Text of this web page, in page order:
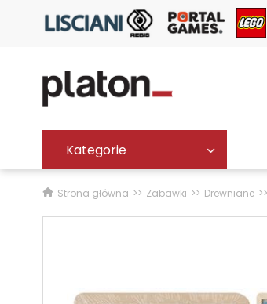
Kategorie
Strona główna Zabawki Drewniane